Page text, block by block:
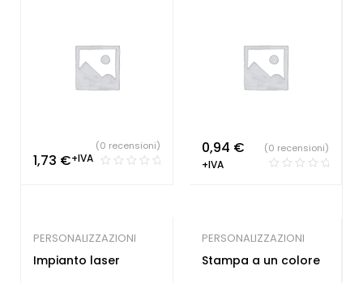
1,73 €+IVA
(0 recensioni) 0,94 €
+IVA
(0 recensioni)
PERSONALIZZAZIONI
Impianto laser
PERSONALIZZAZIONI
Stampa a un colore